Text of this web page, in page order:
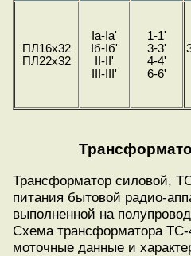
ПЛ16х32
ПЛ22x32
Ia-Ia'
Iб-Iб'
II-II'
III-III'
1-1'
3-3'
4-4'
6-6'
Трансформатор силовой,
питания бытовой радио-
выполненной на
Схема трансформатора ТС-
моточные данные и